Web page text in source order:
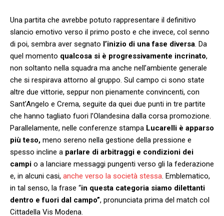
Una partita che avrebbe potuto rappresentare il definitivo
slancio emotivo verso il primo posto e che invece, col senno
di poi, sembra aver segnato l’inizio di una fase diversa. Da
quel momento qualcosa si è progressivamente incrinato,
non soltanto nella squadra ma anche nell’ambiente generale
che si respirava attorno al gruppo. Sul campo ci sono state
altre due vittorie, seppur non pienamente convincenti, con
Sant’Angelo e Crema, seguite da quei due punti in tre partite
che hanno tagliato fuori l’Olandesina dalla corsa promozione.
Parallelamente, nelle conferenze stampa Lucarelli è apparso
più teso, meno sereno nella gestione della pressione e
spesso incline a parlare di arbitraggi e condizioni dei
campi o a lanciare messaggi pungenti verso gli la federazione
e, in alcuni casi, anche verso la società stessa. Emblematico,
in tal senso, la frase “in questa categoria siamo dilettanti
dentro e fuori dal campo”, pronunciata prima del match col
Cittadella Vis Modena.